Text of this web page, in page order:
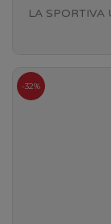
LA SPORTIVA
-32%